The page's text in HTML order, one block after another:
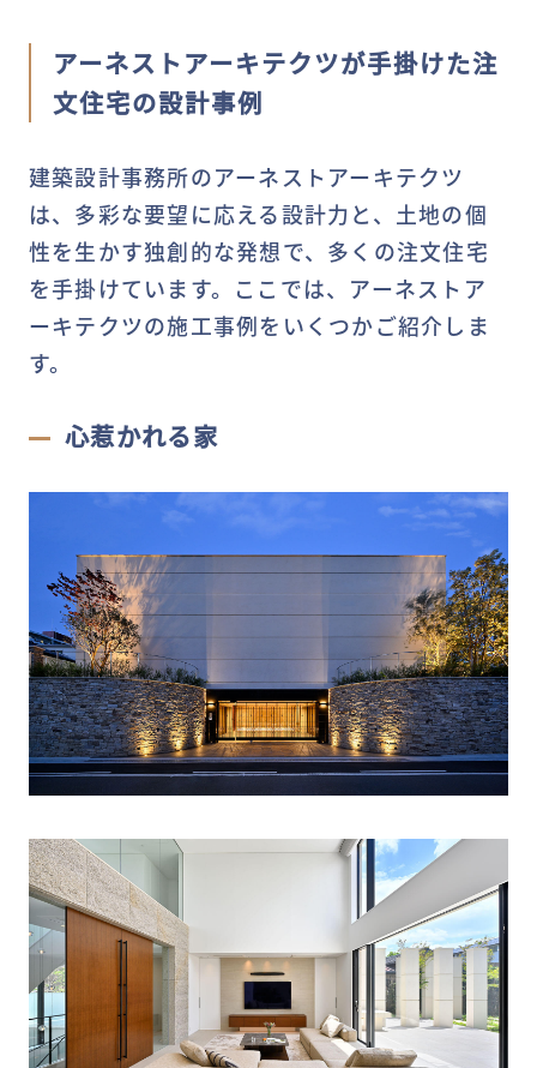
アーネストアーキテクツが手掛けた注
文住宅の設計事例
建築設計事務所のアーネストアーキテクツ
は、多彩な要望に応える設計力と、土地の個
性を生かす独創的な発想で、多くの注文住宅
を手掛けています。ここでは、アーネストア
ーキテクツの施工事例をいくつかご紹介しま
す。
心惹かれる家